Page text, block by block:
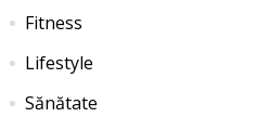
Fitness
Lifestyle
Sănătate